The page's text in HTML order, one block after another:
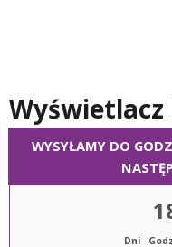
Wyświetlacz
WYSYŁAMY DO
Dni